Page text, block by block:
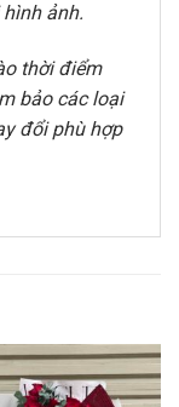
ảnh.
thời điểm
bảo các loại
đổi phù hợp